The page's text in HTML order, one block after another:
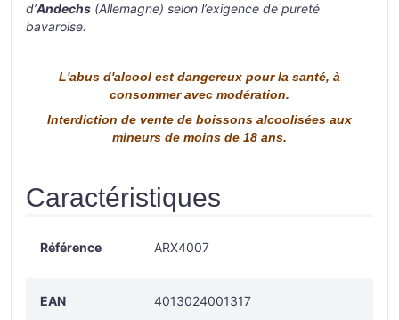
d’Andechs (Allemagne) selon l’exigence de pureté
bavaroise.
L'abus d'alcool est dangereux pour la santé, à
consommer avec modération.
Interdiction de vente de boissons alcoolisées aux
mineurs de moins de 18 ans.
Caractéristiques
Référence ARX4007
EAN 4013024001317